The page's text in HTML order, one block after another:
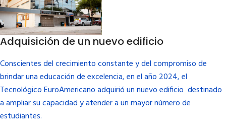
Adquisición de un nuevo edificio
Conscientes del crecimiento constante y del compromiso de
brindar una educación de excelencia, en el año 2024, el
Tecnológico EuroAmericano adquirió un nuevo edificio destinado
a ampliar su capacidad y atender a un mayor número de
estudiantes.